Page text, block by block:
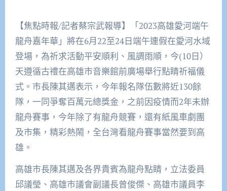
【焦點時報/記者蔡宗武報導】「2023高雄愛河端午
龍舟嘉年華」將在6月22至24日端午連假在愛河水域
登場，為祈求活動平安順利、風調雨順，今(10日）
天遵循古禮在高雄市音樂館前廣場舉行點睛祈福儀
式。市長陳其邁表示，今年報名隊伍數將近130餘
隊，一同爭奪百萬元總獎金，之前因疫情而2年未辦
龍舟賽事，今年除了有龍舟競賽，還有紙風車劇團
及市集，精彩熱鬧，全台灣看龍舟賽事當然要到高
雄。
高雄市長陳其邁及各界貴賓為龍舟點睛，立法委員
邱議瑩、高雄市議會副議長曾俊傑、高雄市議員李